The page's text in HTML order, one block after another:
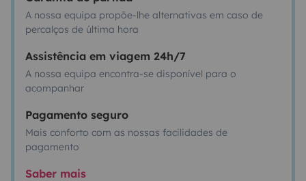
A nossa equipa propõe-lhe alternativas em caso de
percalços de última hora
Assistência em viagem 24h/7
A nossa equipa encontra-se disponível para o
acompanhar
Pagamento seguro
Mais conforto com as nossas facilidades de
pagamento
Saber mais